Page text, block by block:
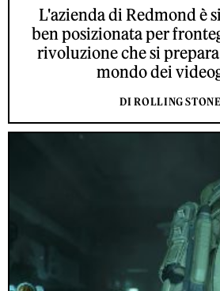
L'azienda di Redmond è
ben posizionata per
rivoluzione che si
mondo dei
DI ROLLING